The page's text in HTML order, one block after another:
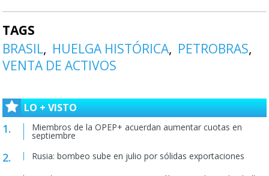
TAGS
BRASIL
HUELGA HISTÓRICA
PETROBRAS
VENTA DE ACTIVOS
LO + VISTO
Miembros de la OPEP+ acuerdan aumentar cuotas en
septiembre
Rusia: bombeo sube en julio por sólidas exportaciones